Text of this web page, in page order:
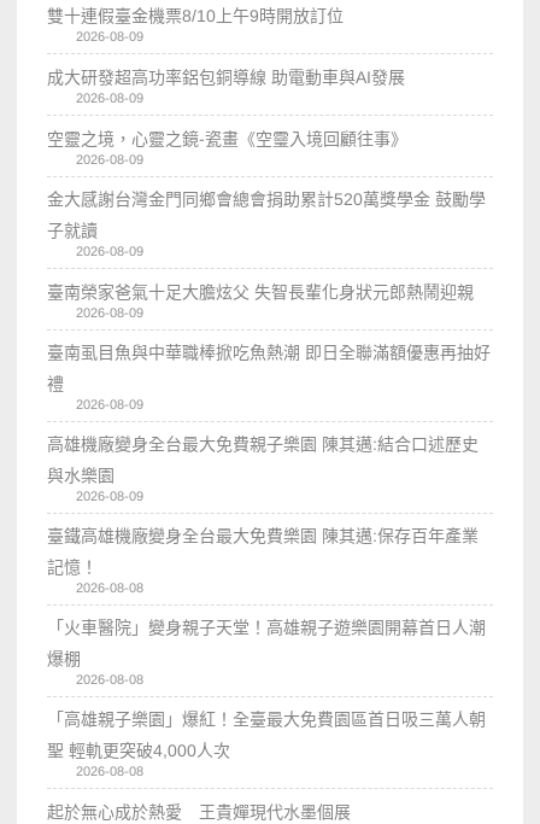
雙十連假臺金機票8/10上午9時開放訂位
2026-08-09
成大研發超高功率鋁包銅導線 助電動車與AI發展
2026-08-09
空靈之境，心靈之鏡-瓷畫《空𩆜入境回顧往事》
2026-08-09
金大感謝台灣金門同鄉會總會捐助累計520萬獎學金 鼓勵學
子就讀
2026-08-09
臺南榮家爸氣十足大膽炫父 失智長輩化身狀元郎熱鬧迎親
2026-08-09
臺南虱目魚與中華職棒掀吃魚熱潮 即日全聯滿額優惠再抽好
禮
2026-08-09
高雄機廠變身全台最大免費親子樂園 陳其邁:結合口述歷史
與水樂園
2026-08-09
臺鐵高雄機廠變身全台最大免費樂園 陳其邁:保存百年產業
記憶！
2026-08-08
「火車醫院」變身親子天堂！高雄親子遊樂園開幕首日人潮
爆棚
2026-08-08
「高雄親子樂園」爆紅！全臺最大免費園區首日吸三萬人朝
聖 輕軌更突破4,000人次
2026-08-08
起於無心成於熱愛 王貴嬋現代水墨個展